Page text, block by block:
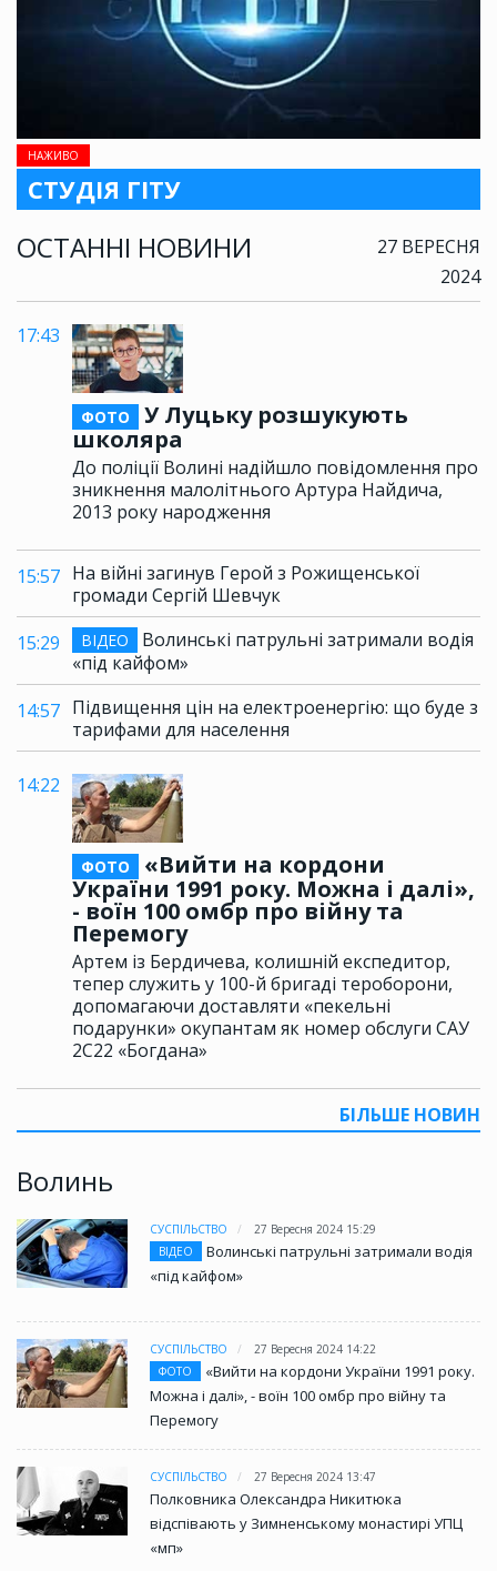
НАЖИВО
СТУДІЯ ГІТУ
ОСТАННІ НОВИНИ
27 ВЕРЕСНЯ
2024
17:43
ФОТО
У Луцьку розшукують
школяра
До поліції Волині надійшло повідомлення про
зникнення малолітнього Артура Найдича,
2013 року народження
15:57 На війні загинув Герой з Рожищенської
громади Сергій Шевчук
15:29
ВІДЕО
Волинські патрульні затримали водія
«під кайфом»
14:57 Підвищення цін на електроенергію: що буде з
тарифами для населення
14:22
ФОТО
«Вийти на кордони
України 1991 року. Можна і далі»,
- воїн 100 омбр про війну та
Перемогу
Артем із Бердичева, колишній експедитор,
тепер служить у 100-й бригаді тероборони,
допомагаючи доставляти «пекельні
подарунки» окупантам як номер обслуги САУ
2С22 «Богдана»
БІЛЬШЕ НОВИН
Волинь
СУСПІЛЬСТВО
27 Вересня 2024 15:29
ВІДЕО
Волинські патрульні затримали водія
«під кайфом»
СУСПІЛЬСТВО
27 Вересня 2024 14:22
ФОТО
«Вийти на кордони України 1991 року.
Можна і далі», - воїн 100 омбр про війну та
Перемогу
СУСПІЛЬСТВО 27 Вересня 2024 13:47
Полковника Олександра Никитюка
відспівають у Зимненському монастирі УПЦ
«мп»